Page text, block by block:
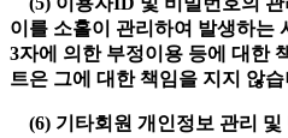
이를 소홀이 관리하여 발생하는
3자에 의한 부정이용 등에 대한
트은 그에 대한 책임을 지지 않
(6) 기타회원 개인정보 관리 및